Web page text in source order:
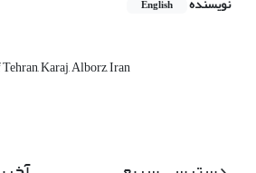
English
Karaj, Alborz, Iran